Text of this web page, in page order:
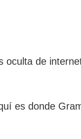
oculta de
es donde